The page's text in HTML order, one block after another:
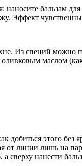
бальзам
Эффект
Из специй можно
маслом
этого без
от линии лишь
сверху нанести